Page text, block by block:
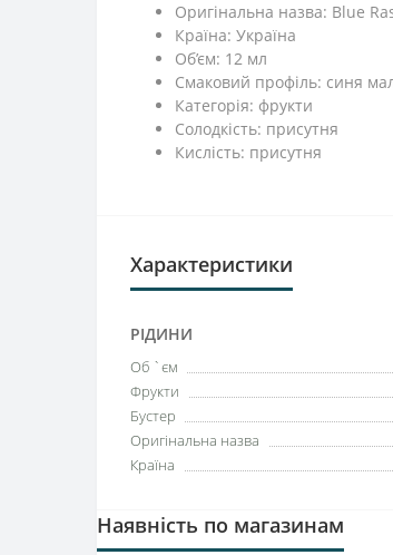
Оригінальна назва: Blue
Країна: Україна
Об’єм: 12 мл
Смаковий профіль: синя
Категорія: фрукти
Солодкість: присутня
Кислість: присутня
Характеристики
РІДИНИ
Об `єм
Фрукти
Бустер
Оригінальна назва
Країна
Наявність по магазинам